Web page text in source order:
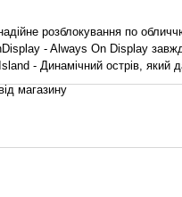
розблокування по
- Always On Display
- Динамічний острів, який
магазину